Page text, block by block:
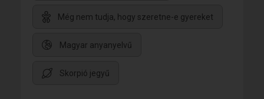
Még nem tudja, hogy szeretne-e gyereket
Magyar anyanyelvű
Skorpió jegyű